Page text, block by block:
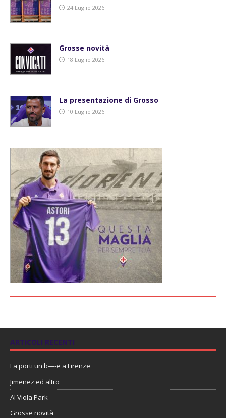
24 Luglio 2026
Grosse novità
18 Luglio 2026
La presentazione di Grosso
10 Luglio 2026
ARTICOLI RECENTI
La porti un b—-e a Firenze
Jimenez ed altro
Al Viola Park
Grosse novità